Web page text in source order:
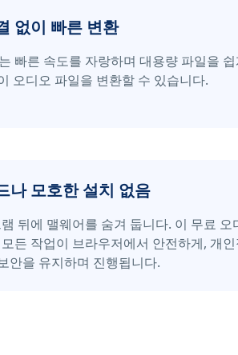
없이 빠른 변환
빠른 속도를 자랑하며 대용량 파일을 쉽
오디오 파일을 변환할 수 있습니다.
나 모호한 설치 없음
뒤에 맬웨어를 숨겨 둡니다. 이 무료 오
든 작업이 브라우저에서 안전하게, 개인
안을 유지하며 진행됩니다.